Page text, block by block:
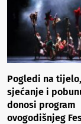
Pogledi na tijelo,
sjećanje i
donosi program
ovogodišnjeg